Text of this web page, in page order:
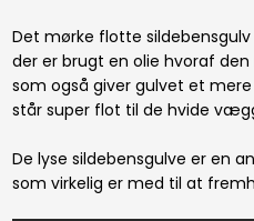
​Det mørke flotte
der er brugt en olie hvoraf
som også giver gulvet et
står super flot til de hvide
De lyse sildebensgulve er en
som virkelig er med til at